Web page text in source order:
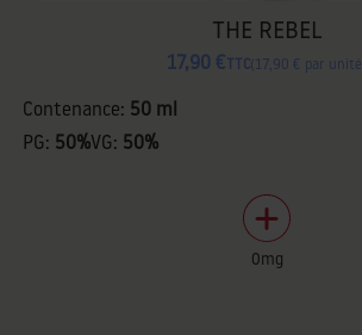
THE REBEL
17,90 € TTC 17,90 € par unité
Contenance: 50 ml
PG: 50%VG: 50%
0mg